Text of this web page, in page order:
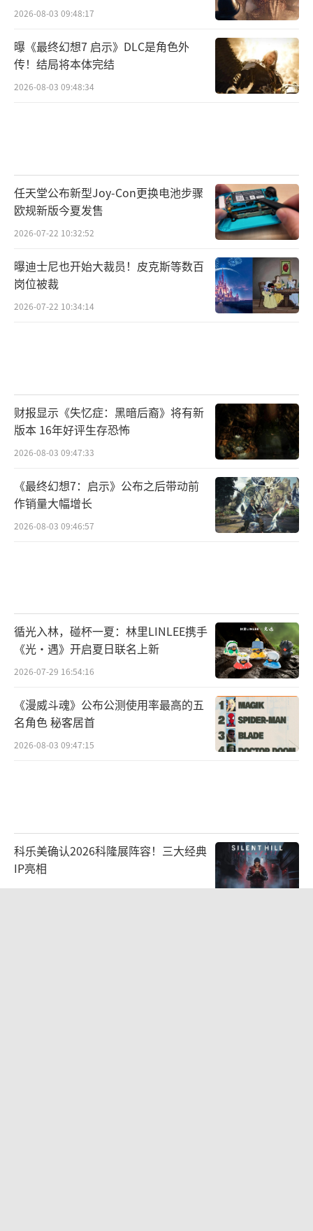
2026-08-03 09:48:17
曝《最终幻想7 启示》DLC是角色外
传！结局将本体完结
2026-08-03 09:48:34
任天堂公布新型Joy-Con更换电池步骤
欧规新版今夏发售
2026-07-22 10:32:52
曝迪士尼也开始大裁员！皮克斯等数百
岗位被裁
2026-07-22 10:34:14
财报显示《失忆症：黑暗后裔》将有新
版本 16年好评生存恐怖
2026-08-03 09:47:33
《最终幻想7：启示》公布之后带动前
作销量大幅增长
2026-08-03 09:46:57
循光入林，碰杯一夏：林里LINLEE携手
《光·遇》开启夏日联名上新
2026-07-29 16:54:16
《漫威斗魂》公布公测使用率最高的五
名角色 秘客居首
2026-08-03 09:47:15
科乐美确认2026科隆展阵容！三大经典
IP亮相
2026-07-22 10:33:32